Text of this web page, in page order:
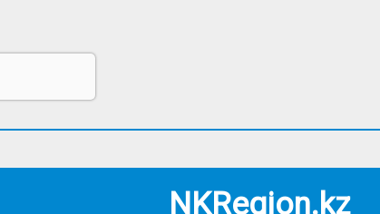
NKRegion.kz